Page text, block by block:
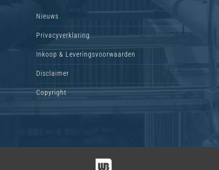
Nieuws
Privacyverklaring
Inkoop & Leveringsvoorwaarden
Disclaimer
Copyright